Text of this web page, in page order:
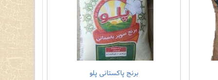
برنج پاکستانی پلو